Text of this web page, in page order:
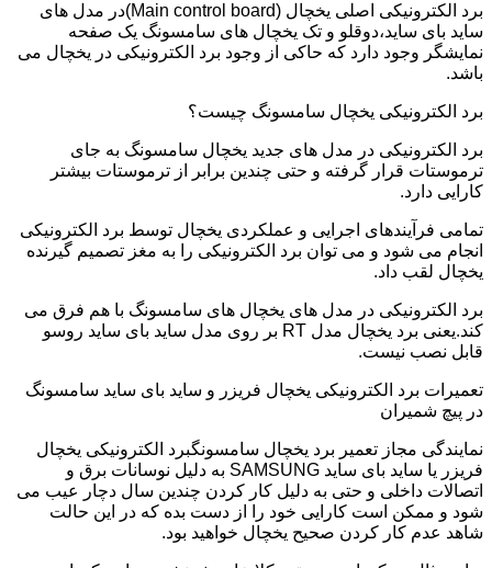
برد الکترونیکی اصلی یخچال (Main control board)در مدل های
ساید بای ساید،دوقلو و تک یخچال های سامسونگ یک صفحه
نمایشگر وجود دارد که حاکی از وجود برد الکترونیکی در یخچال می
باشد.
برد الکترونیکی یخچال سامسونگ چیست؟
برد الکترونیکی در مدل های جدید یخچال سامسونگ به جای
ترموستات قرار گرفته و حتی چندین برابر از ترموستات بیشتر
کارایی دارد.
تمامی فرآیندهای اجرایی و عملکردی یخچال توسط برد الکترونیکی
انجام می شود و می توان برد الکترونیکی را به مغز تصمیم گیرنده
یخچال لقب داد.
برد الکترونیکی در مدل های یخچال های سامسونگ با هم فرق می
کند.یعنی برد یخچال مدل RT بر روی مدل ساید بای ساید روسو
قابل نصب نیست.
تعمیرات برد الکترونیکی یخچال فریزر و ساید بای ساید سامسونگ
در پیچ شمیران
نمایندگی مجاز تعمیر برد یخچال سامسونگبرد الکترونیکی یخچال
فریزر یا ساید بای ساید SAMSUNG به دلیل نوسانات برق و
اتصالات داخلی و حتی به دلیل کار کردن چندین سال دچار عیب می
شود و ممکن است کارایی خود را از دست بده که در این حالت
شاهد عدم کار کردن صحیح یخچال خواهید بود.